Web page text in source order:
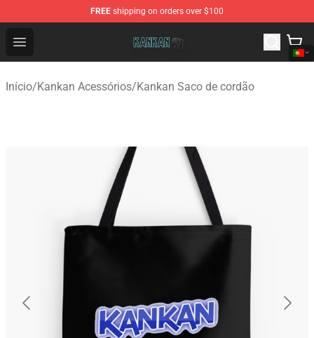
FREE shipping on orders over $100
Open menu
Kankan Store - Official Kankan Merchandise Shop
Início/Kankan Acessórios/Kankan Saco de cordão